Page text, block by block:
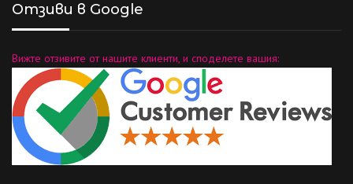
Отзиви в Google
Вижте отзивите от нашите клиенти, и споделете вашия: